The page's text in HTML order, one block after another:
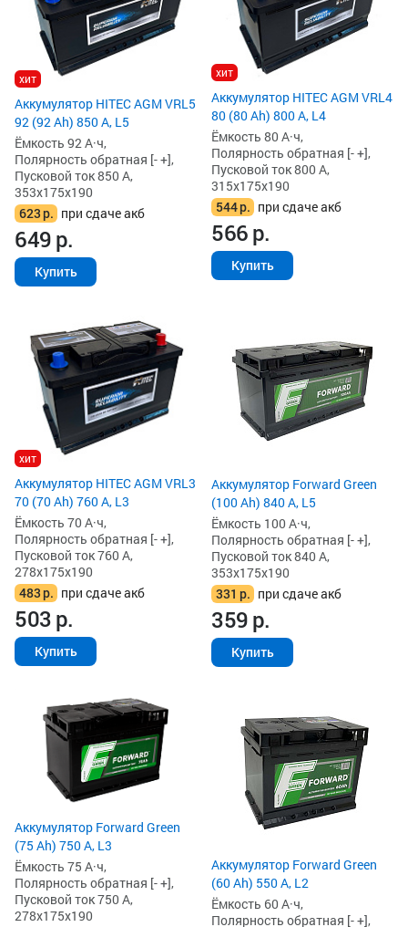
хит
Аккумулятор HITEC AGM VRL5
92 (92 Ah) 850 А, L5
Ёмкость 92 А·ч,
Полярность обратная [- +],
Пусковой ток 850 А,
353x175x190
623р. при сдаче акб
649р.
Купить
хит
Аккумулятор HITEC AGM VRL4
80 (80 Ah) 800 А, L4
Ёмкость 80 А·ч,
Полярность обратная [- +],
Пусковой ток 800 А,
315x175x190
544р. при сдаче акб
566р.
Купить
хит
Аккумулятор HITEC AGM VRL3
70 (70 Ah) 760 А, L3
Ёмкость 70 А·ч,
Полярность обратная [- +],
Пусковой ток 760 А,
278x175x190
483р. при сдаче акб
503р.
Купить
Аккумулятор Forward Green
(100 Ah) 840 А, L5
Ёмкость 100 А·ч,
Полярность обратная [- +],
Пусковой ток 840 А,
353x175x190
331 р. при сдаче акб
359р.
Купить
Аккумулятор Forward Green
(75 Ah) 750 А, L3
Ёмкость 75 А·ч,
Полярность обратная [- +],
Пусковой ток 750 А,
278x175x190
Аккумулятор Forward Green
(60 Ah) 550 А, L2
Ёмкость 60 А·ч,
Полярность обратная [- +],